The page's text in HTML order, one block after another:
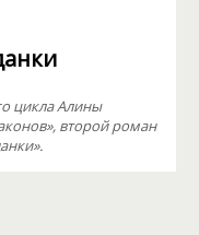
цикла Алины
второй роман